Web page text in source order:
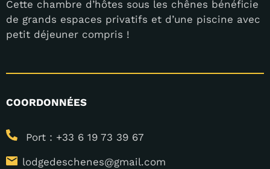
Cette chambre d’hôtes sous les chênes bénéficie
de grands espaces privatifs et d’une piscine avec
petit déjeuner compris !
COORDONNÉES
Port : +33 6 19 73 39 67
lodgedeschenes@gmail.com